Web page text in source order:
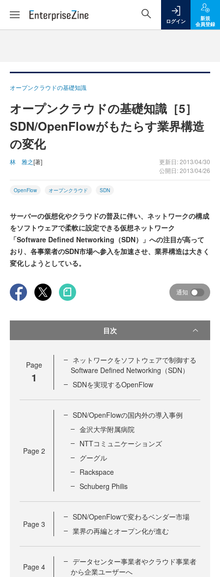
ログイン
新規
会員登録
オープンクラウドの基礎知識
オープンクラウドの基礎知識［5］
SDN/OpenFlowがもたらす業界構造
の変化
林 雅之[著]
更新日: 2013/04/30
公開日: 2013/04/26
OpenFlow オープンクラウド SDN
サーバーの仮想化やクラウドの普及に伴い、ネットワークの構成
をソフトウェアで柔軟に設定できる仮想ネットワーク
「Software Defined Networking（SDN）」への注目が高って
おり、各事業者のSDN市場へ参入を加速させ、業界構造は大きく
変化しようとしている。
通知
目次
Page
1
ネットワークをソフトウェアで制御する
Software Defined Networking（SDN）
SDNを実現するOpenFlow
Page 2
SDN/OpenFlowの国内外の導入事例
金沢大学附属病院
NTTコミュニケーションズ
グーグル
Rackspace
Schuberg Philis
Page 3
SDN/OpenFlowで変わるベンダー市場
業界の再編とオープン化が進む
Page 4
データセンター事業者やクラウド事業者
から企業ユーザーへ